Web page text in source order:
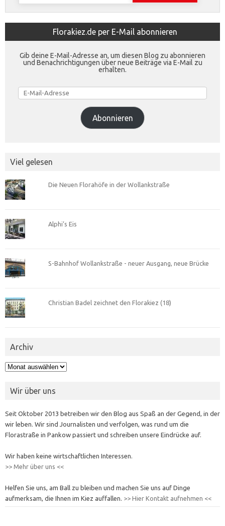
Florakiez.de per E-Mail abonnieren
Gib deine E-Mail-Adresse an, um diesen Blog zu abonnieren
und Benachrichtigungen über neue Beiträge via E-Mail zu
erhalten.
E-
Mail-
Adresse
Abonnieren
Viel gelesen
Die Neuen Florahöfe in der Wollankstraße
Alphi’s Eis
S-Bahnhof Wollankstraße - neuer Ausgang, neue Brücke
Christian Badel zeichnet den Florakiez (18)
Archiv
Archiv
Wir über uns
Seit Oktober 2013 betreiben wir den Blog aus Spaß an der Gegend, in der
wir leben. Wir sind Journalisten und verfolgen, was rund um die
Florastraße in Pankow passiert und schreiben unsere Eindrücke auf.
Wir haben keine wirtschaftlichen Interessen.
>> Mehr über uns <<
Helfen Sie uns, am Ball zu bleiben und machen Sie uns auf Dinge
aufmerksam, die Ihnen im Kiez auffallen. >> Hier Kontakt aufnehmen <<